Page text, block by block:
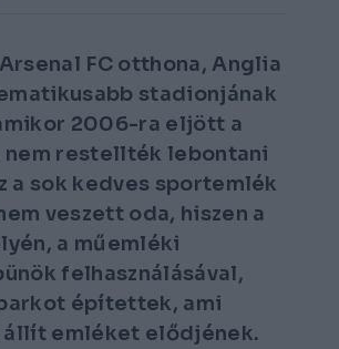
FC otthona, Anglia
stadionjának
2006-ra eljött a
restellték lebontani
a sok kedves sportemlék
veszett oda, hiszen a
a műemléki
felhasználásával,
építettek, ami
emléket elődjének.